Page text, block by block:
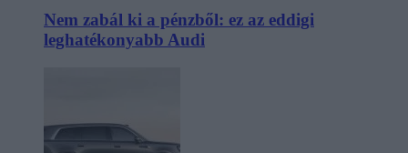
Nem zabál ki a pénzből: ez az eddigi
leghatékonyabb Audi